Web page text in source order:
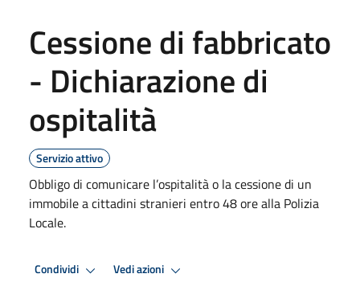
Cessione di fabbricato
- Dichiarazione di
ospitalità
Servizio attivo
Obbligo di comunicare l’ospitalità o la cessione di un
immobile a cittadini stranieri entro 48 ore alla Polizia
Locale.
Condividi Vedi azioni